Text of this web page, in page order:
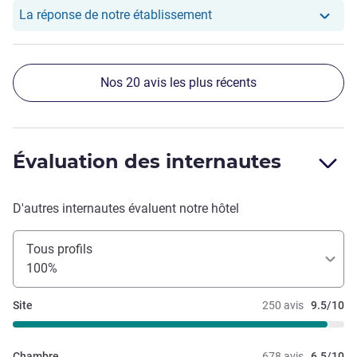
Un grand merci à eux.
La réponse de notre établissementNotre hôtel a repondu au
Nos 20 avis les plus récents
Évaluation des internautes
D'autres internautes évaluent notre hôtel
Tous profils
100%
250 avis 9.5/10
Site